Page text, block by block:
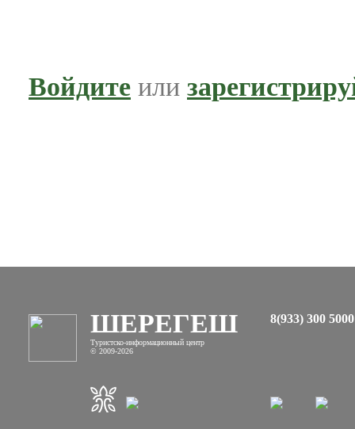
Войдите или
ШЕРЕГЕШ
Туристско-информационный центр
© 2009-2026
8(933) 300 5000